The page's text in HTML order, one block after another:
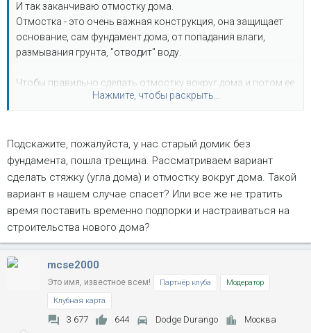
И так заканчиваю отмостку дома.
Отмостка - это очень важная конструкция, она защищает
основание, сам фундамент дома, от попадания влаги,
размывания грунта, "отводит" воду.
Чтобы правильно сделать отмостку вокруг дома и потом ее
не ремонтировать нужно знать основные правила.....
Нажмите, чтобы раскрыть...
Подскажите, пожалуйста, у нас старый домик без
фундамента, пошла трещина. Рассматриваем вариант
сделать стяжку (угла дома) и отмостку вокруг дома. Такой
вариант в нашем случае спасет? Или все же не тратить
время поставить временно подпорки и настраиваться на
строительства нового дома?
mcse2000
Это имя, известное всем! Партнёр клуба
Модератор
Клубная карта
3 677 644 Dodge Durango Москва